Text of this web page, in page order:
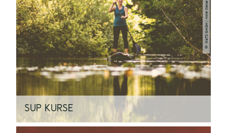
© MaTS GmbH / Anne Weise
SUP KURSE